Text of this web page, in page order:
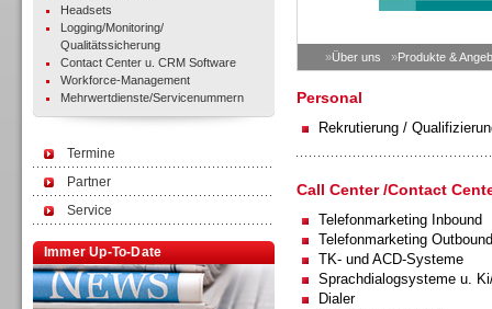
Headsets
Logging/Monitoring/
Qualitätssicherung
Contact Center u. CRM Software
Workforce-Management
Mehrwertdienste/Servicenummern
Termine
Partner
Service
Immer Up-To-Date
»Über uns »Produkte &
Personal
Rekrutierung /
Call Center /Contact
Telefonmarketing Inbound
Telefonmarketing Outbound
TK- und ACD-Systeme
Sprachdialogsysteme u.
Dialer